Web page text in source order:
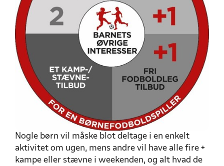
Nogle børn vil måske blot deltage i en enkelt
aktivitet om ugen, mens andre vil have alle fire +
kampe eller stævne i weekenden, og alt hvad de